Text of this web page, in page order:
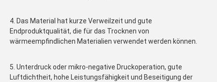
4. Das Material hat kurze Verweilzeit und gute
Endproduktqualität, die für das Trocknen von
wärmeempfindlichen Materialien verwendet werden können.
5. Unterdruck oder mikro-negative Druckoperation, gute
Luftdichtheit, hohe Leistungsfähigkeit und Beseitigung der